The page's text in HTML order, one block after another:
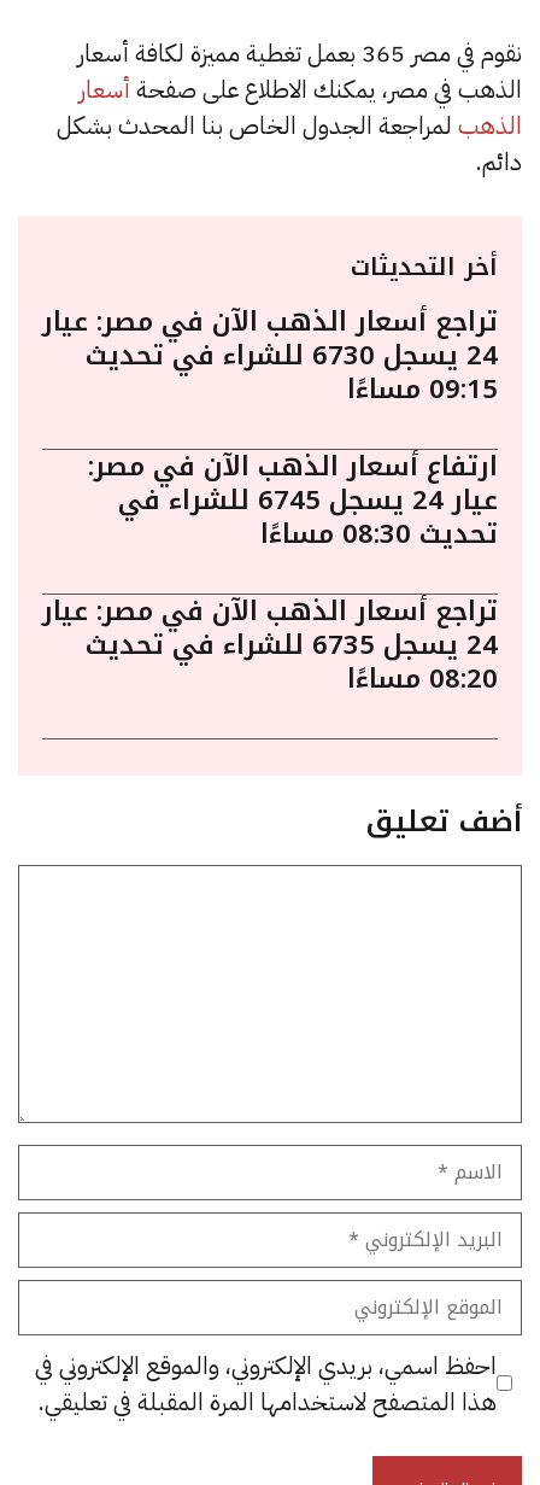
نقوم في مصر 365 بعمل تغطية مميزة لكافة أسعار
الذهب في مصر، يمكنك الاطلاع على صفحة أسعار
الذهب لمراجعة الجدول الخاص بنا المحدث بشكل
دائم.
أخر التحديثات
تراجع أسعار الذهب الآن في مصر: عيار
24 يسجل 6730 للشراء في تحديث
09:15 مساءًا
ارتفاع أسعار الذهب الآن في مصر:
عيار 24 يسجل 6745 للشراء في
تحديث 08:30 مساءًا
تراجع أسعار الذهب الآن في مصر: عيار
24 يسجل 6735 للشراء في تحديث
08:20 مساءًا
أضف تعليق
الاسم
البريد
الإلكتروني
الموقع
الإلكتروني
احفظ اسمي، بريدي الإلكتروني، والموقع الإلكتروني في
هذا المتصفح لاستخدامها المرة المقبلة في تعليقي.